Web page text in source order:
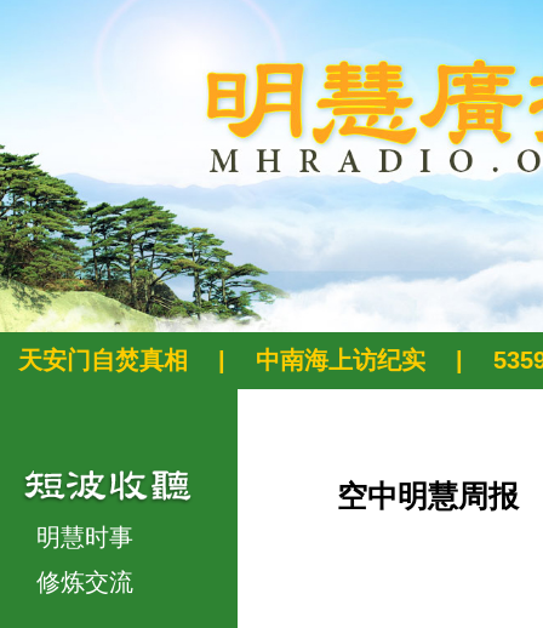
天安门自焚真相 中南海上访纪实
明慧时事
修炼交流
空中明慧周报